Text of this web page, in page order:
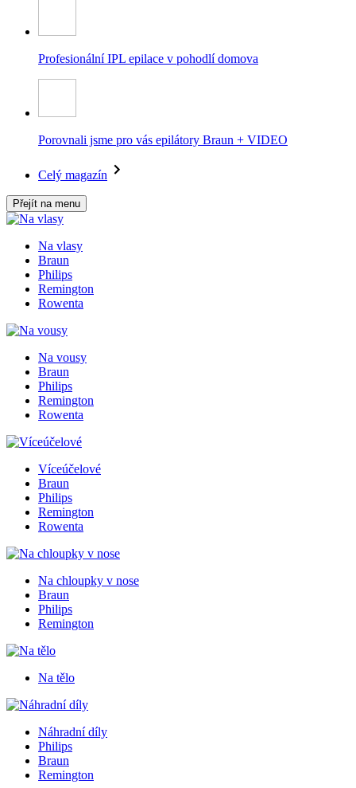
Profesionální IPL epilace v pohodlí domova
Porovnali jsme pro vás epilátory Braun + VIDEO
Celý magazín
Přejít na menu
Na vlasy
Braun
Philips
Remington
Rowenta
Na vousy
Braun
Philips
Remington
Rowenta
Víceúčelové
Braun
Philips
Remington
Rowenta
Na chloupky v nose
Braun
Philips
Remington
Na tělo
Náhradní díly
Philips
Braun
Remington